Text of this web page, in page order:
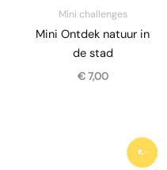
Mini challenges
Mini Ontdek natuur in
de stad
€7,00